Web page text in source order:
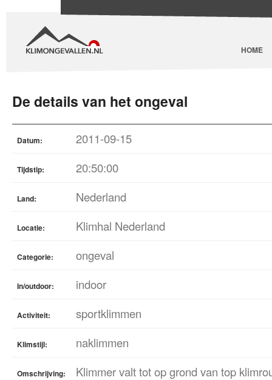
HOME
De details van het ongeval
Datum: 2011-09-15
Tijdstip: 20:50:00
Land: Nederland
Locatie: Klimhal Nederland
Categorie: ongeval
In/outdoor: indoor
Activiteit: sportklimmen
Klimstijl: naklimmen
Omschrijving: Klimmer valt tot op grond van top